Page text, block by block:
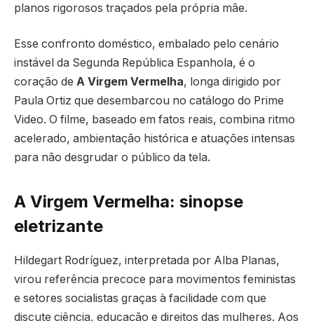
planos rigorosos traçados pela própria mãe.
Esse confronto doméstico, embalado pelo cenário
instável da Segunda República Espanhola, é o
coração de A Virgem Vermelha, longa dirigido por
Paula Ortiz que desembarcou no catálogo do Prime
Video. O filme, baseado em fatos reais, combina ritmo
acelerado, ambientação histórica e atuações intensas
para não desgrudar o público da tela.
A Virgem Vermelha: sinopse
eletrizante
Hildegart Rodríguez, interpretada por Alba Planas,
virou referência precoce para movimentos feministas
e setores socialistas graças à facilidade com que
discute ciência, educação e direitos das mulheres. Aos